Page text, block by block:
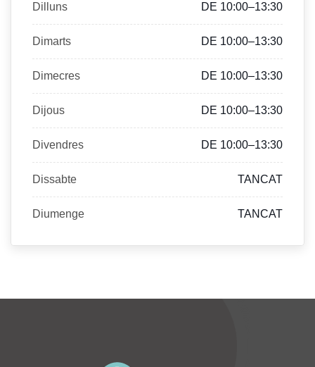
Dilluns DE 10:00–13:30
Dimarts DE 10:00–13:30
Dimecres DE 10:00–13:30
Dijous DE 10:00–13:30
Divendres DE 10:00–13:30
Dissabte TANCAT
Diumenge TANCAT